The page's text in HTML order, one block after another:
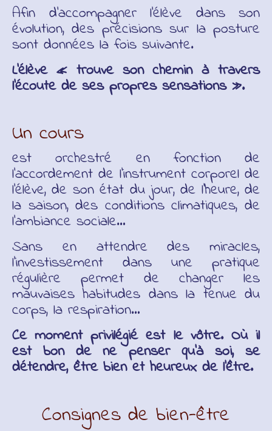
Afin d’accompagner l’élève dans son
évolution, des précisions sur la posture
sont données la fois suivante.
L’élève « trouve son chemin à travers
l’écoute de ses propres sensations ».
Un cours
est orchestré en fonction de
l’accordement de l’instrument corporel de
l’élève, de son état du jour, de l’heure, de
la saison, des conditions climatiques, de
l’ambiance sociale…
Sans en attendre des miracles,
l’investissement dans une pratique
régulière permet de changer les
mauvaises habitudes dans la tenue du
corps, la respiration…
Ce moment privilégié est le vôtre. Où il
est bon de ne penser qu’à soi, se
détendre, être bien et heureux de l’être.
Consignes de bien-être